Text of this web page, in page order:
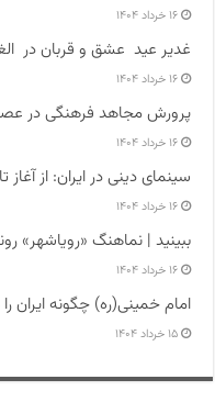
۱۶ خرداد ۱۴۰۴
غدیر عید عشق و قربان در
۱۶ خرداد ۱۴۰۴
پرورش مجاهد فرهنگی در عصر
۱۶ خرداد ۱۴۰۴
سینمای دینی در ایران: از آغاز
۱۶ خرداد ۱۴۰۴
ببینید | نماهنگ «رویاشهر»
۱۶ خرداد ۱۴۰۴
امام خمینی(ره) چگونه ایران را
۱۵ خرداد ۱۴۰۴